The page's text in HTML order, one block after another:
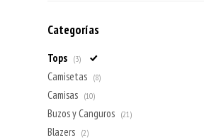
Categorías
Tops (3)
Camisetas (8)
Camisas (10)
Buzos y Canguros (21)
Blazers (2)